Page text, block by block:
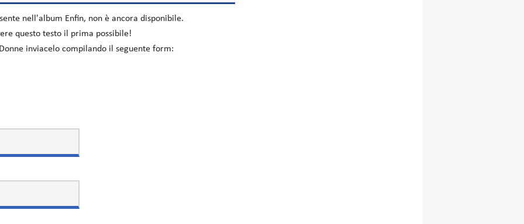
nell'album Enfin, non è ancora disponibile.
questo testo il prima possibile!
inviacelo compilando il seguente form: